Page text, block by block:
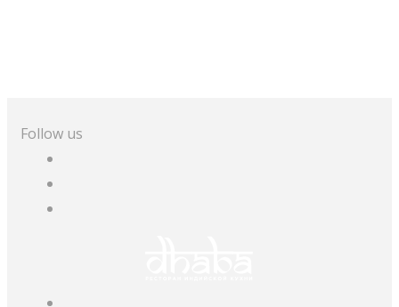
Follow us